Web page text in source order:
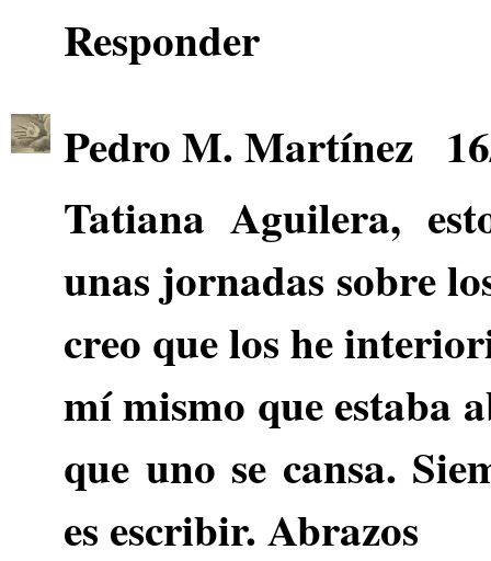
Responder
Pedro M. Martínez
Tatiana Aguilera,
unas jornadas sobre
creo que los he
mí mismo que estaba
que uno se cansa.
es escribir. Abrazos